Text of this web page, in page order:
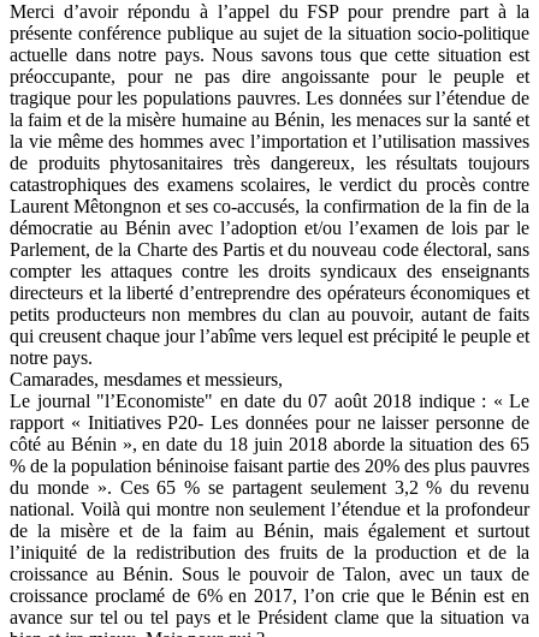
Merci d’avoir répondu à l’appel du FSP pour prendre part à la
présente conférence publique au sujet de la situation socio-politique
actuelle dans notre pays. Nous savons tous que cette situation est
préoccupante, pour ne pas dire angoissante pour le peuple et
tragique pour les populations pauvres. Les données sur l’étendue de
la faim et de la misère humaine au Bénin, les menaces sur la santé et
la vie même des hommes avec l’importation et l’utilisation massives
de produits phytosanitaires très dangereux, les résultats toujours
catastrophiques des examens scolaires, le verdict du procès contre
Laurent Mêtongnon et ses co-accusés, la confirmation de la fin de la
démocratie au Bénin avec l’adoption et/ou l’examen de lois par le
Parlement, de la Charte des Partis et du nouveau code électoral, sans
compter les attaques contre les droits syndicaux des enseignants
directeurs et la liberté d’entreprendre des opérateurs économiques et
petits producteurs non membres du clan au pouvoir, autant de faits
qui creusent chaque jour l’abîme vers lequel est précipité le peuple et
notre pays.
Camarades, mesdames et messieurs,
Le journal "l’Economiste" en date du 07 août 2018 indique : « Le
rapport « Initiatives P20- Les données pour ne laisser personne de
côté au Bénin », en date du 18 juin 2018 aborde la situation des 65
% de la population béninoise faisant partie des 20% des plus pauvres
du monde ». Ces 65 % se partagent seulement 3,2 % du revenu
national. Voilà qui montre non seulement l’étendue et la profondeur
de la misère et de la faim au Bénin, mais également et surtout
l’iniquité de la redistribution des fruits de la production et de la
croissance au Bénin. Sous le pouvoir de Talon, avec un taux de
croissance proclamé de 6% en 2017, l’on crie que le Bénin est en
avance sur tel ou tel pays et le Président clame que la situation va